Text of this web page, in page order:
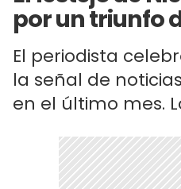
por un triunfo
El periodista
la señal de
en el último mes.